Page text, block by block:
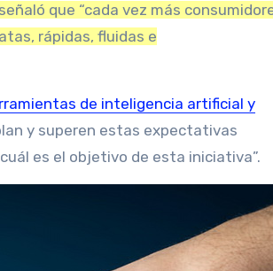
que “cada vez más
rápidas, fluidas e
de inteligencia artificial y
y superen estas expectativas
cuál es el objetivo de esta iniciativa”.